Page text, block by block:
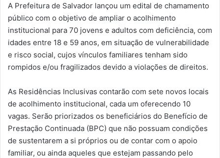
A Prefeitura de Salvador lançou um edital de chamamento
público com o objetivo de ampliar o acolhimento
institucional para 70 jovens e adultos com deficiência, com
idades entre 18 e 59 anos, em situação de vulnerabilidade
e risco social, cujos vínculos familiares tenham sido
rompidos e/ou fragilizados devido a violações de direitos.
As Residências Inclusivas contarão com sete novos locais
de acolhimento institucional, cada um oferecendo 10
vagas. Serão priorizados os beneficiários do Benefício de
Prestação Continuada (BPC) que não possuam condições
de sustentarem a si próprios ou de contar com o apoio
familiar, ou ainda aqueles que estejam passando pelo